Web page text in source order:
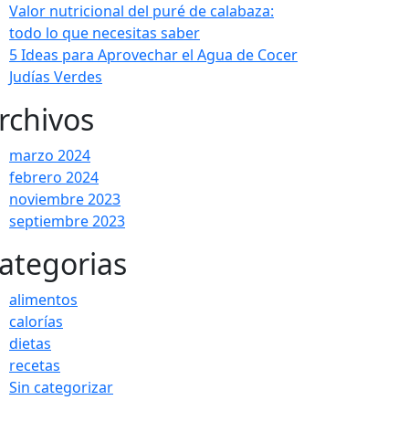
Valor nutricional del puré de calabaza:
todo lo que necesitas saber
5 Ideas para Aprovechar el Agua de Cocer
Judías Verdes
marzo 2024
febrero 2024
noviembre 2023
septiembre 2023
alimentos
calorías
dietas
recetas
Sin categorizar